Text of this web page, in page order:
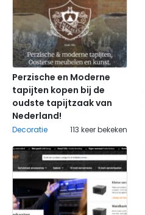
Perzische en Moderne
tapijten kopen bij de
oudste tapijtzaak van
Nederland!
Decoratie 113 keer bekeken